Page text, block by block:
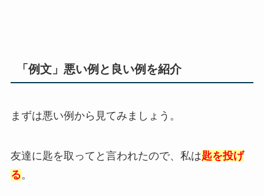
「例文」悪い例と良い例を紹介
まずは悪い例から見てみましょう。
友達に匙を取ってと言われたので、私は匙を投げ
る。